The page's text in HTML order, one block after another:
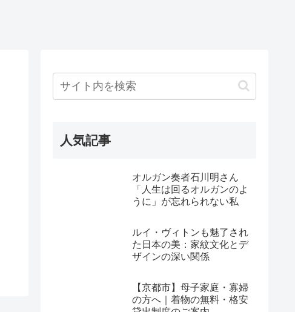
人気記事
オルガン奏者石川明さん
「人生は回るオルガンのよ
うに」が忘れられない私
ルイ・ヴィトンも魅了され
た日本の美：家紋文化とデ
ザインの深い関係
【京都市】母子家庭・寡婦
の方へ｜着物の無料・格安